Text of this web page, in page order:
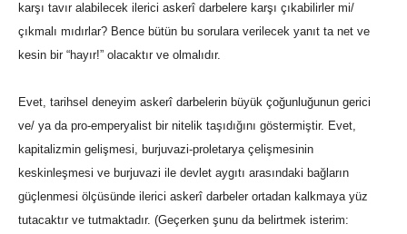
karşı tavır alabilecek ilerici askerî darbelere karşı çıkabilirler mi/
çıkmalı mıdırlar? Bence bütün bu sorulara verilecek yanıt ta net ve
kesin bir “hayır!” olacaktır ve olmalıdır.
Evet, tarihsel deneyim askerî darbelerin büyük çoğunluğunun gerici
ve/ ya da pro-emperyalist bir nitelik taşıdığını göstermiştir. Evet,
kapitalizmin gelişmesi, burjuvazi-proletarya çelişmesinin
keskinleşmesi ve burjuvazi ile devlet aygıtı arasındaki bağların
güçlenmesi ölçüsünde ilerici askerî darbeler ortadan kalkmaya yüz
tutacaktır ve tutmaktadır. (Geçerken şunu da belirtmek isterim: